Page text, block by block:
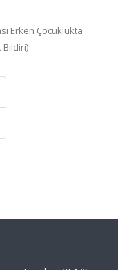
Erken Çocuklukta
Bildiri)